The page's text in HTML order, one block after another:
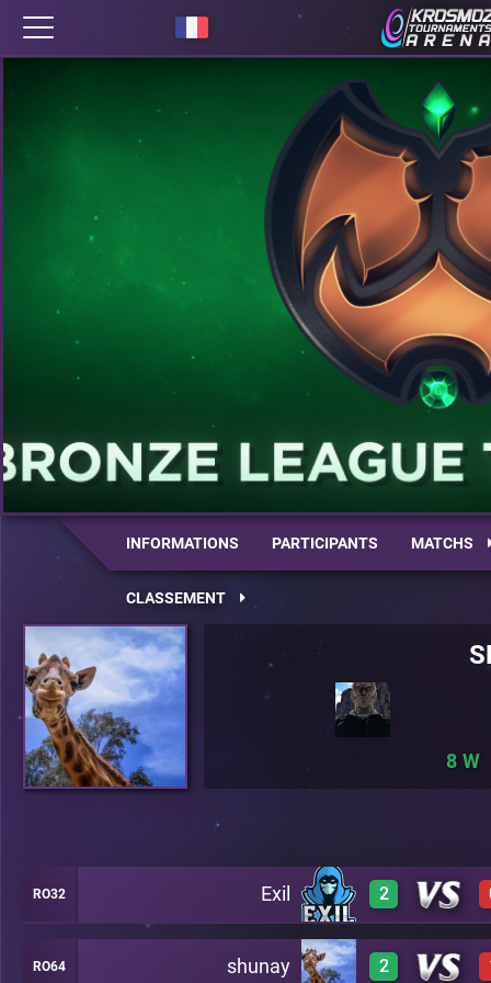
INFORMATIONS PARTICIPANTS MATCHS
CLASSEMENT
8
RO32 Exil 2
2 A20
RO64 shunay 2